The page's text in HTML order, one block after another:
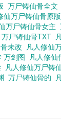
万尸铸仙骨全文
仙万尸铸仙骨原版
万尸铸仙骨女主
万尸铸仙骨TXT
未改 凡人修仙
万剑图 凡人修仙
凡人修仙万尸铸
万尸铸仙骨的